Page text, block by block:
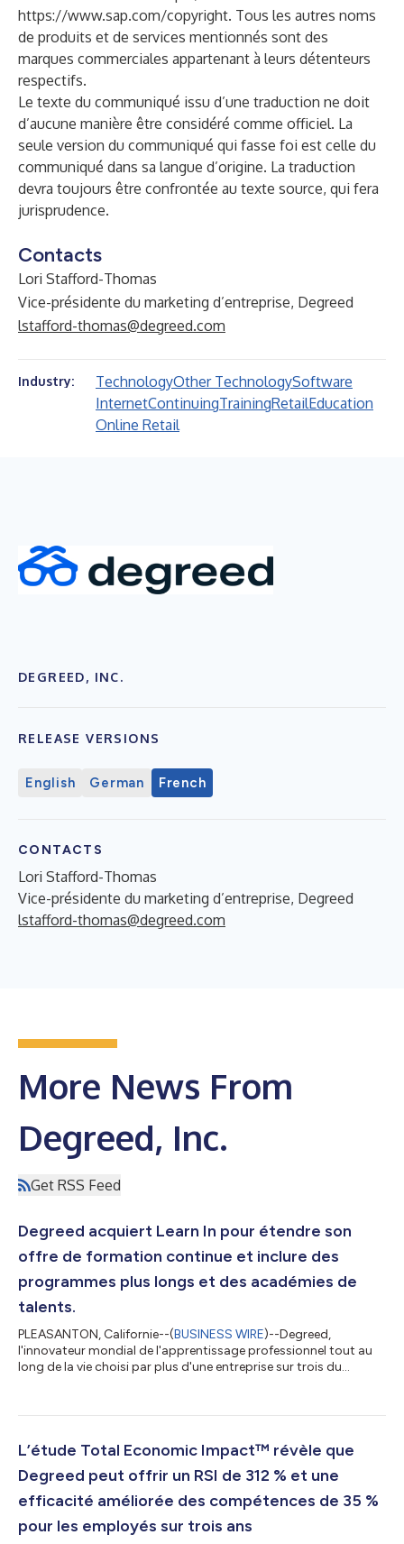
https://www.sap.com/copyright. Tous les autres noms
de produits et de services mentionnés sont des
marques commerciales appartenant à leurs détenteurs
respectifs.
Le texte du communiqué issu d’une traduction ne doit
d’aucune manière être considéré comme officiel. La
seule version du communiqué qui fasse foi est celle du
communiqué dans sa langue d’origine. La traduction
devra toujours être confrontée au texte source, qui fera
jurisprudence.
Contacts
Lori Stafford-Thomas
Vice-présidente du marketing d’entreprise, Degreed
lstafford-thomas@degreed.com
Industry: TechnologyOther TechnologySoftware
InternetContinuingTrainingRetailEducation
Online Retail
DEGREED, INC.
RELEASE VERSIONS
English German French
CONTACTS
Lori Stafford-Thomas
Vice-présidente du marketing d’entreprise, Degreed
lstafford-thomas@degreed.com
More News From
Degreed, Inc.
Get RSS Feed
Degreed acquiert Learn In pour étendre son
offre de formation continue et inclure des
programmes plus longs et des académies de
talents.
PLEASANTON, Californie--(BUSINESS WIRE)--Degreed,
l'innovateur mondial de l'apprentissage professionnel tout au
long de la vie choisi par plus d'une entreprise sur trois du
cofondateur David Blake au poste de PDG. Blake était
entreprises à créer des académies de talents internes qui
L’étude Total Economic Impact™ révèle que
Degreed peut offrir un RSI de 312 % et une
efficacité améliorée des compétences de 35 %
pour les employés sur trois ans